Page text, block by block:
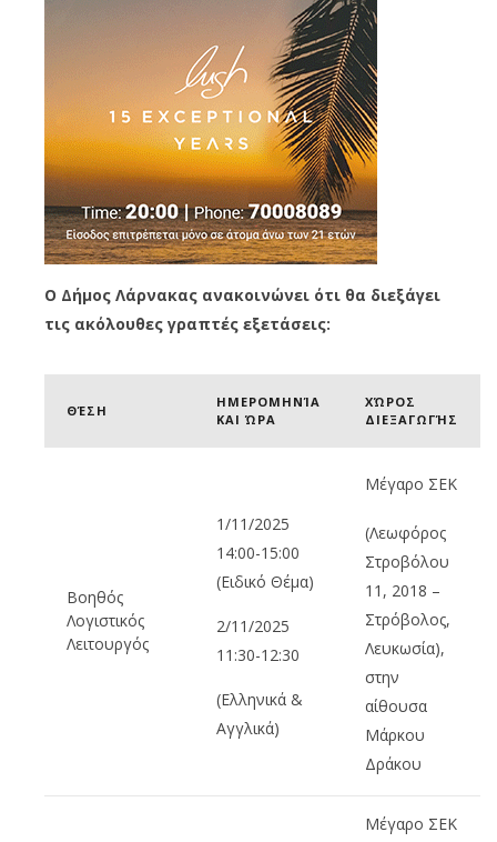
Ο Δήμος Λάρνακας ανακοινώνει ότι θα διεξάγει
τις ακόλουθες γραπτές εξετάσεις:
ΘΈΣΗ
ΗΜΕΡΟΜΗΝΊΑ
ΚΑΙ ΏΡΑ
ΧΏΡΟΣ
ΔΙΕΞΑΓΩΓΉΣ
Βοηθός
Λογιστικός
Λειτουργός
1/11/2025
14:00-15:00
(Ειδικό Θέμα)
2/11/2025
11:30-12:30
(Ελληνικά &
Αγγλικά)
Μέγαρο ΣΕΚ
(Λεωφόρος
Στροβόλου
11, 2018 –
Στρόβολος,
Λευκωσία),
στην
αίθουσα
Μάρκου
Δράκου
Μέγαρο ΣΕΚ